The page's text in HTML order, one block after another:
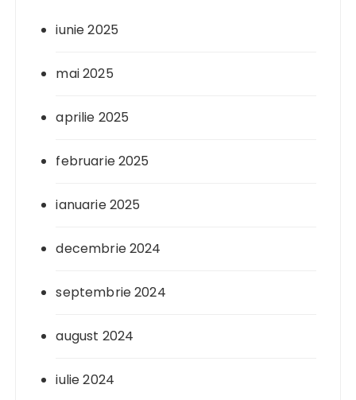
iunie 2025
mai 2025
aprilie 2025
februarie 2025
ianuarie 2025
decembrie 2024
septembrie 2024
august 2024
iulie 2024